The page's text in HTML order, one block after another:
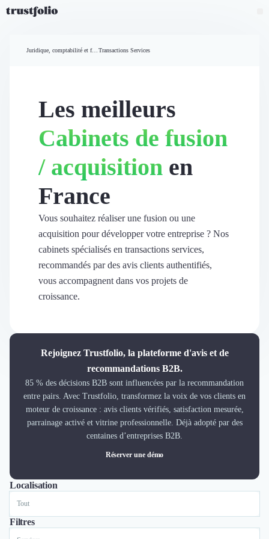
Widgets d'avis
Partage d’avis multicanal
Vidéo de témoignage
Intent data
Révéler le réseau
Vitrine & média
Suivi du ROI
Voir tous nos avis clients
Tarifs
Demander une démo
Formation
Teambuilding
Qualité de Vie au Travail (QVT)
Portage Salarial
Responsabilité Sociétale des Entreprises (RSE)
Marketplace de freelance
Accueil
Juridique, comptabilité et finances Transactions Services
Les meilleurs
Cabinets de fusion
/ acquisition en
France
Vous souhaitez réaliser une fusion ou une
acquisition pour développer votre entreprise ? Nos
cabinets spécialisés en transactions services,
recommandés par des avis clients authentifiés,
vous accompagnent dans vos projets de
croissance.
Rejoignez Trustfolio, la plateforme d'avis et de
recommandations B2B.
85 % des décisions B2B sont influencées par la recommandation
entre pairs. Avec Trustfolio, transformez la voix de vos clients en
moteur de croissance : avis clients vérifiés, satisfaction mesurée,
parrainage activé et vitrine professionnelle. Déjà adopté par des
centaines d’entreprises B2B.
Réserver une démo
Localisation
ToutLyonParis
Filtres